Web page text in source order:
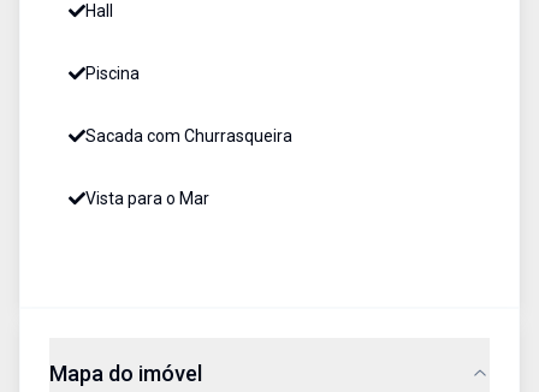
Hall
Piscina
Sacada com Churrasqueira
Vista para o Mar
Mapa do imóvel